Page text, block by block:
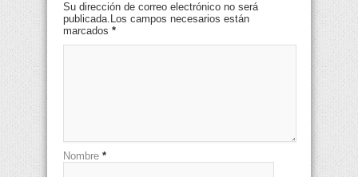
Su dirección de correo electrónico no será
publicada.Los campos necesarios están
marcados *
Nombre *